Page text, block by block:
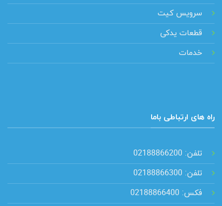
سرویس کیت
قطعات یدکی
خدمات
راه های ارتباطی باما
تلفن: 02188866200
تلفن: 02188866300
فکس: 02188866400